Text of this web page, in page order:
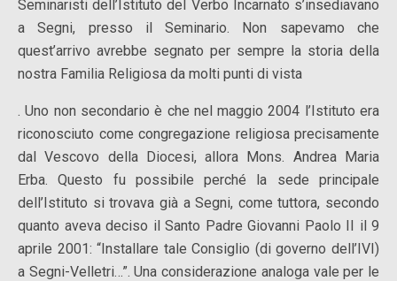
Seminaristi dell’Istituto del Verbo Incarnato s’insediavano
a Segni, presso il Seminario. Non sapevamo che
quest’arrivo avrebbe segnato per sempre la storia della
nostra Familia Religiosa da molti punti di vista
. Uno non secondario è che nel maggio 2004 l’Istituto era
riconosciuto come congregazione religiosa precisamente
dal Vescovo della Diocesi, allora Mons. Andrea Maria
Erba. Questo fu possibile perché la sede principale
dell’Istituto si trovava già a Segni, come tuttora, secondo
quanto aveva deciso il Santo Padre Giovanni Paolo II il 9
aprile 2001: “Installare tale Consiglio (di governo dell’IVI)
a Segni-Velletri…”. Una considerazione analoga vale per le